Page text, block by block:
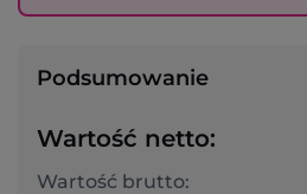
Podsumowanie
Wartość netto:
Wartość brutto: